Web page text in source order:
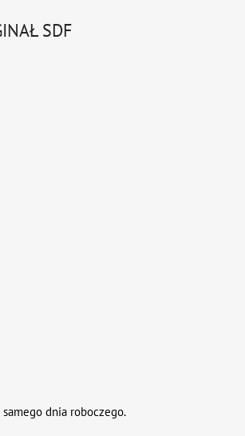
SDF
dnia roboczego.